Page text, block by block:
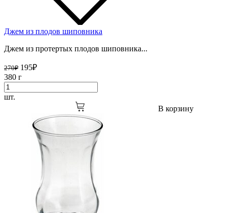
Джем из плодов шиповника
Джем из протертых плодов шиповника...
270₽ 195₽
380 г
шт.
В корзину